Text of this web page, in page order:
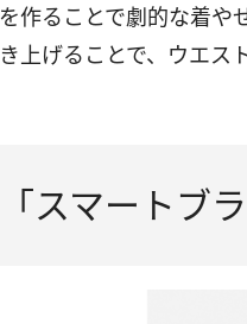
を作ることで劇的な着や
き上げることで、ウエス
「スマートブ